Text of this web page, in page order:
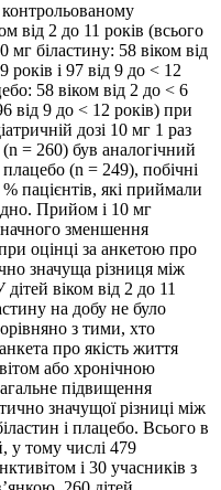
від 2 до 11 років (всього
мг біластину: 58 віком від
років і 97 від 9 до < 12
58 віком від 2 до < 6
від 9 до < 12 років) при
дозі 10 мг 1 раз
= 260) був аналогічний
(n = 249), побічні
% пацієнтів, які приймали
Прийом і 10 мг
зменшення
оцінці за анкетою про
значуща різниця між
віком від 2 до 11
на добу не було
з тими, хто
про якість життя
або хронічною
підвищення
значущої різниці між
і плацебо. Всього в
у тому числі 479
і 30 учасників з